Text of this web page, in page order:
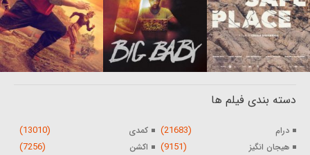
دسته بندی فیلم ها
درام (21683) کمدی (13010)
هیجان انگیز (9151) اکشن (7256)